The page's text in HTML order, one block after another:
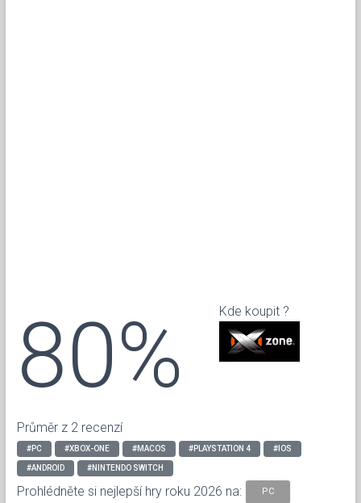
80%
Průměr z 2 recenzí
Kde koupit ?
#PC #XBOX-ONE #MACOS #PLAYSTATION 4 #IOS
#ANDROID #NINTENDO SWITCH
Prohlédněte si nejlepší hry roku 2026 na: PC